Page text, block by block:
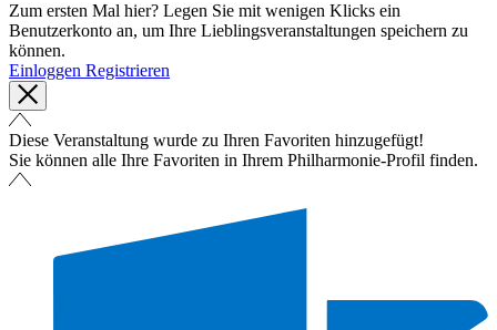
Zum ersten Mal hier? Legen Sie mit wenigen Klicks ein
Benutzerkonto an, um Ihre Lieblingsveranstaltungen speichern zu
können.
Einloggen Registrieren
Diese Veranstaltung wurde zu Ihren Favoriten hinzugefügt!
Sie können alle Ihre Favoriten in Ihrem Philharmonie-Profil finden.